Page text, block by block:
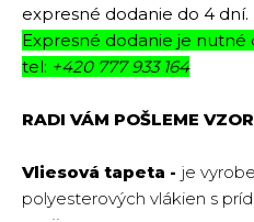
expresné dodanie do 4 dní.
Expresné dodanie je
tel: +420 777 933 164
RADI VÁM POŠLEME
Vliesová tapeta - je
polyesterových vlákien s